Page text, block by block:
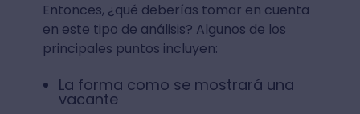
Entonces, ¿qué deberías tomar en cuenta
en este tipo de análisis? Algunos de los
principales puntos incluyen:
La forma como se mostrará una
vacante